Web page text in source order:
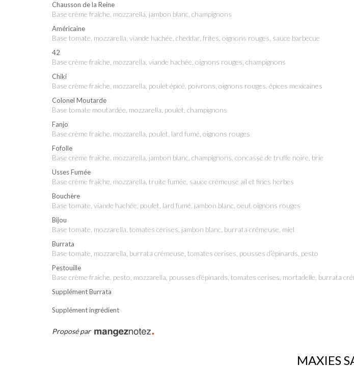
Chausson de la Reine
base crème fraîche, mozzarella, jambon blanc, champignons
Américaine
base tomate, mozzarella, viande hachée, cheddar, frites, oignons rouges, sauce barbecue
42
base crème fraîche, mozzarella, viande hachée, oignons rouges, champignons
Chiki
base crème fraîche, mozzarella, poulet épicé, poivrons, oignons rouges, épices mexicaines
Colonel Moutarde
base tomate moutardée, mozzarella, poulet, champignons
Fanjo
base crème fraîche, mozzarella, poulet, lard fumé, oignons rouges
Fofolle
base crème fraîche, mozzarella, jambon blanc, champignons, concassé de truffe noire, brie
Usses Fumée
base crème fraîche, mozzarella, truite fumée, sauce crémeuse ail et fines herbes
Bouchère
base tomate, viande hachée, poulet, lard fumé, jambon blanc, oeuf, oignons rouges
Bijou
base tomate, mozzarella, tomates cerises, jambon blanc, burrata crémeuse, miel
Burrata
base tomate, mozzarella, burrata crémeuse, tomates cerises, pousses d’épinards, pesto
Pestouille
base crème fraîche, pesto, mozzarella, pousses d’épinards, tomates cerises, mortadelle, burrata
Supplément Burrata
Supplément ingrédient
Proposé par
MAXIES